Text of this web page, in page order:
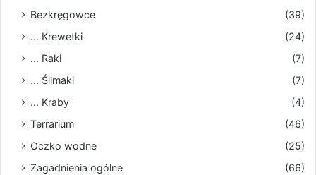
Bezkręgowce
(39)
... Krewetki
(24)
... Raki
(7)
... Ślimaki
(7)
... Kraby
(4)
Terrarium
(46)
Oczko wodne
(25)
Zagadnienia ogólne
(66)